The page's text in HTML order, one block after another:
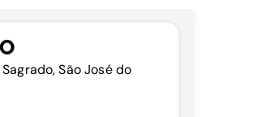
São José do